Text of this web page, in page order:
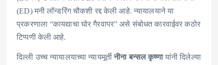
(ED) मनी लॉन्डरिंग चौकशी रद्द केली आहे. न्यायालयाने या
प्रकरणाला “कायद्याचा घोर गैरवापर” असे संबोधत कारवाईवर कठोर
टिप्पणी केली आहे.
दिल्ली उच्च न्यायालयाच्या न्यायमूर्तीनीना बन्सल कृष्णायांनी दिलेल्या